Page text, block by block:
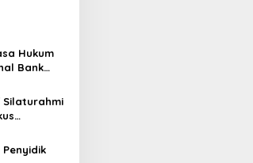
Hukum
Bank
Silaturahmi